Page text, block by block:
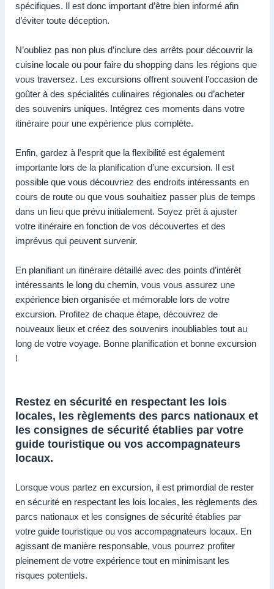
spécifiques. Il est donc important d’être bien informé afin
d’éviter toute déception.
N’oubliez pas non plus d’inclure des arrêts pour découvrir la
cuisine locale ou pour faire du shopping dans les régions que
vous traversez. Les excursions offrent souvent l’occasion de
goûter à des spécialités culinaires régionales ou d’acheter
des souvenirs uniques. Intégrez ces moments dans votre
itinéraire pour une expérience plus complète.
Enfin, gardez à l’esprit que la flexibilité est également
importante lors de la planification d’une excursion. Il est
possible que vous découvriez des endroits intéressants en
cours de route ou que vous souhaitiez passer plus de temps
dans un lieu que prévu initialement. Soyez prêt à ajuster
votre itinéraire en fonction de vos découvertes et des
imprévus qui peuvent survenir.
En planifiant un itinéraire détaillé avec des points d’intérêt
intéressants le long du chemin, vous vous assurez une
expérience bien organisée et mémorable lors de votre
excursion. Profitez de chaque étape, découvrez de
nouveaux lieux et créez des souvenirs inoubliables tout au
long de votre voyage. Bonne planification et bonne excursion
!
Restez en sécurité en respectant les lois
locales, les règlements des parcs nationaux et
les consignes de sécurité établies par votre
guide touristique ou vos accompagnateurs
locaux.
Lorsque vous partez en excursion, il est primordial de rester
en sécurité en respectant les lois locales, les règlements des
parcs nationaux et les consignes de sécurité établies par
votre guide touristique ou vos accompagnateurs locaux. En
agissant de manière responsable, vous pourrez profiter
pleinement de votre expérience tout en minimisant les
risques potentiels.